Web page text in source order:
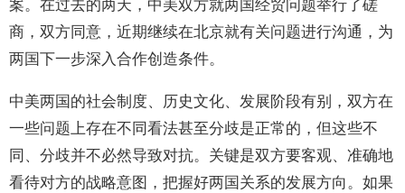
案。在过去的两天，中美双方就两国经贸问题举行了磋
商，双方同意，近期继续在北京就有关问题进行沟通，为
两国下一步深入合作创造条件。
中美两国的社会制度、历史文化、发展阶段有别，双方在
一些问题上存在不同看法甚至分歧是正常的，但这些不
同、分歧并不必然导致对抗。关键是双方要客观、准确地
看待对方的战略意图，把握好两国关系的发展方向。如果